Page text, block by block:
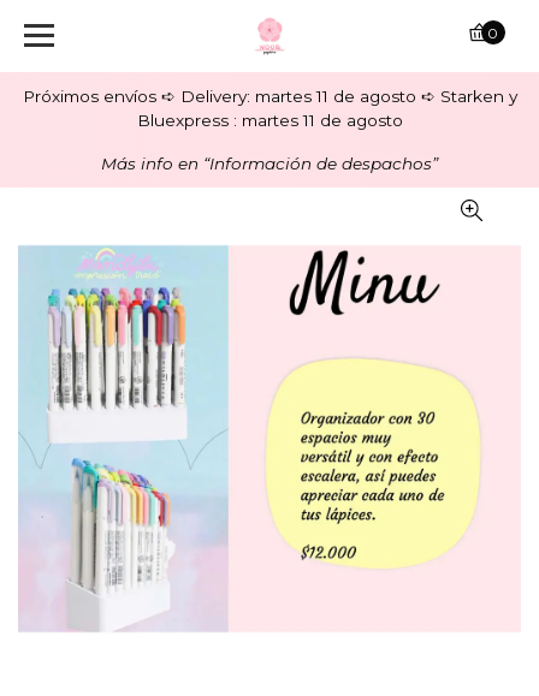
Próximos envíos ➪ Delivery: martes 11 de agosto ➪ Starken y
Bluexpress : martes 11 de agosto
Más info en “Información de despachos”
0